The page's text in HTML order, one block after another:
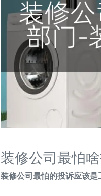
装修公司最怕
装修公司最怕的投诉应该是